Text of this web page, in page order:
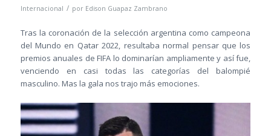
Internacional / por Edison Guapaz Zambrano
Tras la coronación de la selección argentina como campeona
del Mundo en Qatar 2022, resultaba normal pensar que los
premios anuales de FIFA lo dominarían ampliamente y así fue,
venciendo en casi todas las categorías del balompié
masculino. Mas la gala nos trajo más emociones.